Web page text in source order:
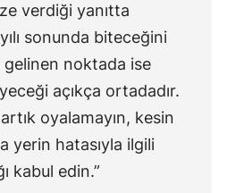
verdiği yanıtta
sonunda biteceğini
noktada ise
açıkça ortadadır.
oyalamayın, kesin
yerin hatasıyla ilgili
kabul edin.”